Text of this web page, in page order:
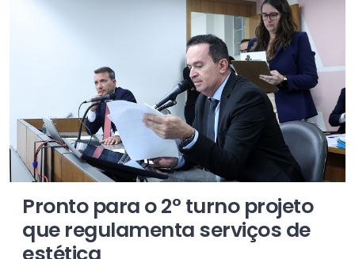
Pronto para o 2º turno projeto
que regulamenta serviços de